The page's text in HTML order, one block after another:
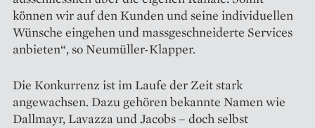
können wir auf den Kunden und seine individuellen
Wünsche eingehen und mass­geschneiderte Services
anbieten“, so Neumüller-Klapper.
Die Konkurrenz ist im Laufe der Zeit stark
angewachsen. Dazu gehören bekannte Namen wie
Dallmayr, Lavazza und Jacobs – doch selbst